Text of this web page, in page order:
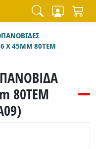
Χ 45MM 80TEM
80TEM